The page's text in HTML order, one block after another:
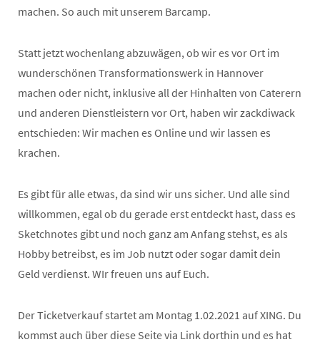
machen. So auch mit unserem Barcamp.
Statt jetzt wochenlang abzuwägen, ob wir es vor Ort im
wunderschönen Transformationswerk in Hannover
machen oder nicht, inklusive all der Hinhalten von Caterern
und anderen Dienstleistern vor Ort, haben wir zackdiwack
entschieden: Wir machen es Online und wir lassen es
krachen.
Es gibt für alle etwas, da sind wir uns sicher. Und alle sind
willkommen, egal ob du gerade erst entdeckt hast, dass es
Sketchnotes gibt und noch ganz am Anfang stehst, es als
Hobby betreibst, es im Job nutzt oder sogar damit dein
Geld verdienst. WIr freuen uns auf Euch.
Der Ticketverkauf startet am Montag 1.02.2021 auf XING. Du
kommst auch über diese Seite via Link dorthin und es hat